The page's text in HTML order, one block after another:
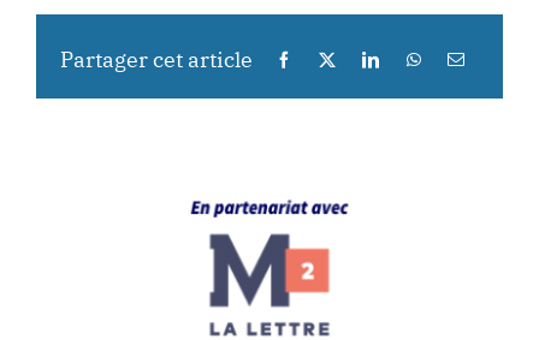
Partager cet article